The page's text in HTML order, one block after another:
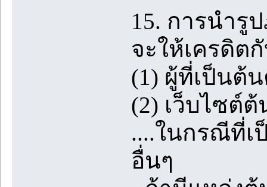
15. การนำรู
จะให้เครดิต
(1) ผู้ที่เป็นต้
(2) เว็บไซต์
....ในกรณีที่เ
อื่นๆ